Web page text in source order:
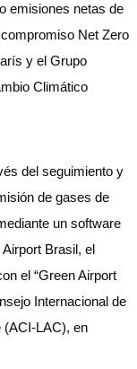
emisiones netas de
Net Zero
y el Grupo
Climático
del seguimiento y
de gases de
un software
Brasil, el
el “Green Airport
Internacional de
(ACI-LAC), en